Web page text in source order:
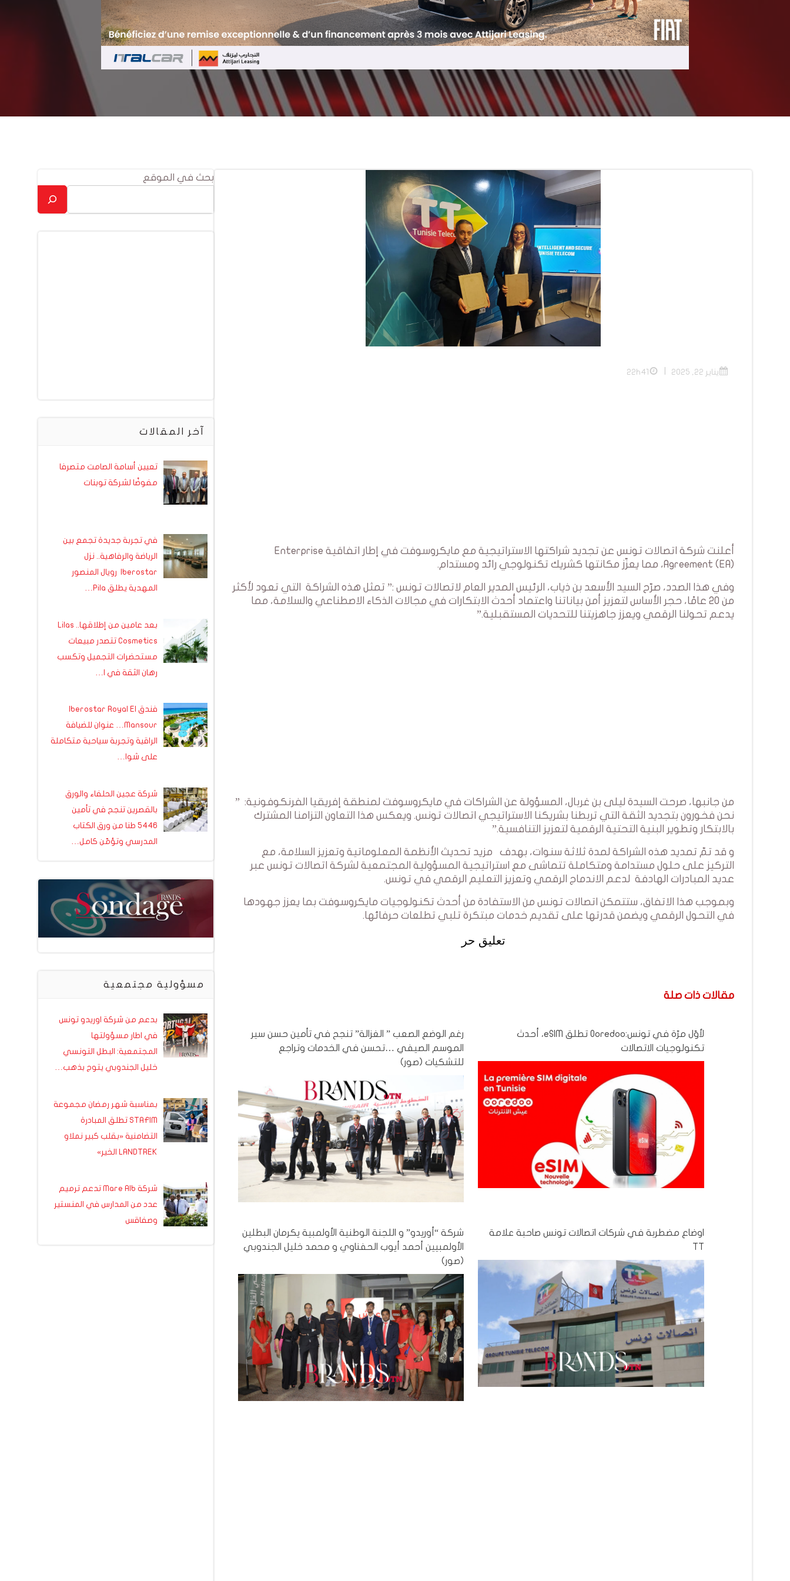
يناير 22, 2025 22h41
أعلنت شركة اتصالات تونس عن تجديد شراكتها الاستراتيجية مع مايكروسوفت في إطار اتفاقية Enterprise
Agreement (EA)، مما يعزّز مكانتها كشريك تكنولوجي رائد ومستدام.
وفي هذا الصدد، صرّح السيد الأسعد بن ذياب، الرئيس المدير العام لاتصالات تونس :” تمثل هذه الشراكة التي تعود لأكثر
من 20 عامًا، حجر الأساس لتعزيز أمن بياناتنا واعتماد أحدث الابتكارات في مجالات الذكاء الاصطناعي والسلامة، مما
يدعم تحولنا الرقمي ويعزز جاهزيتنا للتحديات المستقبلية.”
من جانبها، صرحت السيدة ليلى بن غربال، المسؤولة عن الشراكات في مايكروسوفت لمنطقة إفريقيا الفرنكوفونية: ”
نحن فخورون بتجديد الثقة التي تربطنا بشريكنا الاستراتيجي اتصالات تونس. ويعكس هذا التعاون التزامنا المشترك
بالابتكار وتطوير البنية التحتية الرقمية لتعزيز التنافسية.”
و قد تمّ تمديد هذه الشراكة لمدة ثلاثة سنوات، بهدف مزيد تحديث الأنظمة المعلوماتية وتعزيز السلامة، مع
التركيز على حلول مستدامة ومتكاملة تتماشى مع استراتيجية المسؤولية المجتمعية لشركة اتصالات تونس عبر
عديد المبادرات الهادفة لدعم الاندماج الرقمي وتعزيز التعليم الرقمي في تونس.
وبموجب هذا الاتفاق، ستتمكن اتصالات تونس من الاستفادة من أحدث تكنولوجيات مايكروسوفت بما يعزز جهودها
في التحول الرقمي ويضمن قدرتها على تقديم خدمات مبتكرة تلبي تطلعات حرفائها.
تعليق حر
مقالات ذات صلة
لأوّل مرّة في تونس:Ooredoo تطلق eSIM، أحدث
تكنولوجيات الاتصالات
رغم الوضع الصعب ” الغزالة” تنجح في تأمين حسن سير
الموسم الصيفي …تحسن في الخدمات وتراجع
للتشكيات (صور)
اوضاع مضطربة في شركات اتصالات تونس صاحبة علامة
TT
شركة “أوريدو” و اللجنة الوطنية الأولمبية يكرمان البطلين
الأولمبيين أحمد أيوب الحفناوي و محمد خليل الجندوبي
(صور)
بحث في الموقع
آخر المقالات
تعيين أسامة الصامت متصرفا
مفوضًا لشركة توبنات
في تجربة جديدة تجمع بين
الرياضة والرفاهية.. نزل
Iberostar رويال المنصور
المهدية يطلق Pila…
بعد عامين من إطلاقها.. Lilas
Cosmetics تتصدر مبيعات
مستحضرات التجميل وتكسب
رهان الثقة في ا…
فندق Iberostar Royal El
Mansour… عنوان للضيافة
الراقية وتجربة سياحية متكاملة
على شوا…
شركة عجين الحلفاء والورق
بالقصرين تنجح في تأمين
5446 طنا من ورق الكتاب
المدرسي وتؤمّن كامل…
مسؤولية مجتمعية
بدعم من شركة اوريدو تونس
في اطار مسؤولتها
المجتمعية: البطل التونسي
خليل الجندوبي يتوج بذهب…
بمناسبة شهر رمضان مجموعة
STAFIM تطلق المبادرة
التضامنية «بقلب كبير نملاو
LANDTREK الخير»
شركة Mare Alb تدعم ترميم
عدد من المدارس في المنستير
وصفاقس